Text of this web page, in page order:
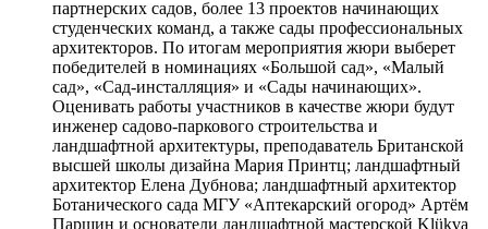
партнерских садов, более 13 проектов начинающих
студенческих команд, а также сады профессиональных
архитекторов. По итогам мероприятия жюри выберет
победителей в номинациях «Большой сад», «Малый
сад», «Сад-инсталляция» и «Сады начинающих».
Оценивать работы участников в качестве жюри будут
инженер садово-паркового строительства и
ландшафтной архитектуры, преподаватель Британской
высшей школы дизайна Мария Принтц; ландшафтный
архитектор Елена Дубнова; ландшафтный архитектор
Ботанического сада МГУ «Аптекарский огород» Артём
Паршин и основатели ландшафтной мастерской Klükva